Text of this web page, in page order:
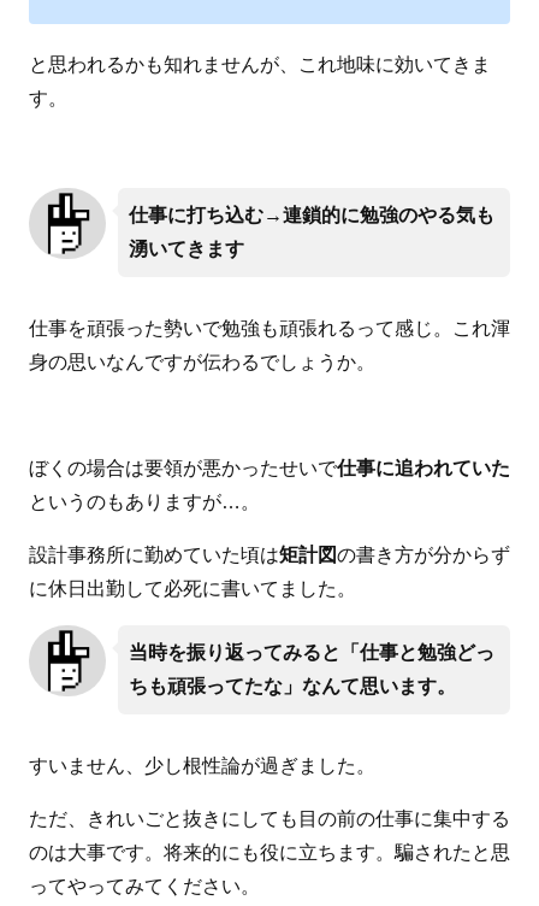
と思われるかも知れませんが、これ地味に効いてきま
す。
仕事に打ち込む→連鎖的に勉強のやる気も
湧いてきます
仕事を頑張った勢いで勉強も頑張れるって感じ。これ渾
身の思いなんですが伝わるでしょうか。
ぼくの場合は要領が悪かったせいで仕事に追われていた
というのもありますが…。
設計事務所に勤めていた頃は矩計図の書き方が分からず
に休日出勤して必死に書いてました。
当時を振り返ってみると「仕事と勉強どっ
ちも頑張ってたな」なんて思います。
すいません、少し根性論が過ぎました。
ただ、きれいごと抜きにしても目の前の仕事に集中する
のは大事です。将来的にも役に立ちます。騙されたと思
ってやってみてください。